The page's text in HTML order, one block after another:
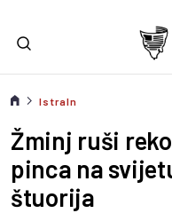
IstraIn
Žminj ruši
pinca na
štuorija